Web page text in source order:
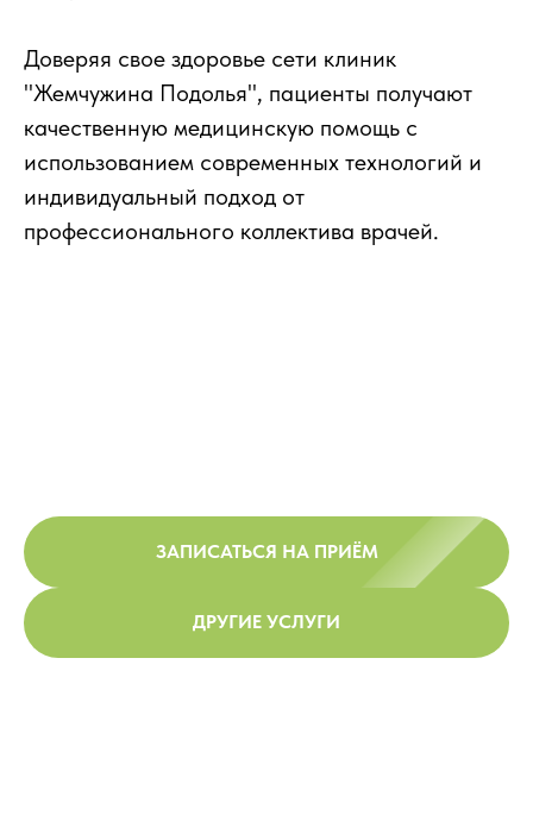
Доверяя свое здоровье сети клиник
"Жемчужина Подолья", пациенты получают
качественную медицинскую помощь с
использованием современных технологий и
индивидуальный подход от
профессионального коллектива врачей.
ЗАПИСАТЬСЯ НА ПРИЁМ
ДРУГИЕ УСЛУГИ